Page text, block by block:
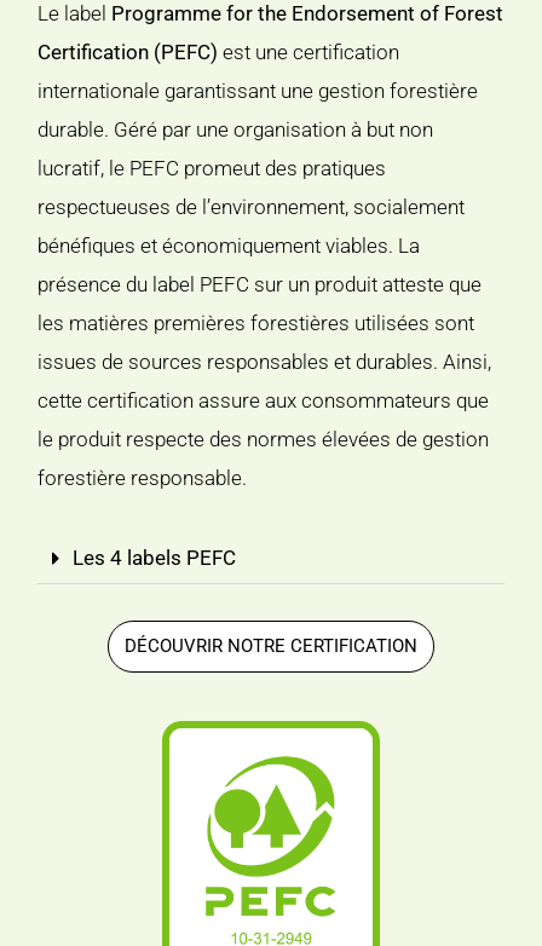
Le label Programme for the Endorsement of Forest
Certification (PEFC) est une certification
internationale garantissant une gestion forestière
durable. Géré par une organisation à but non
lucratif, le PEFC promeut des pratiques
respectueuses de l’environnement, socialement
bénéfiques et économiquement viables. La
présence du label PEFC sur un produit atteste que
les matières premières forestières utilisées sont
issues de sources responsables et durables. Ainsi,
cette certification assure aux consommateurs que
le produit respecte des normes élevées de gestion
forestière responsable.
Les 4 labels PEFC
DÉCOUVRIR NOTRE CERTIFICATION